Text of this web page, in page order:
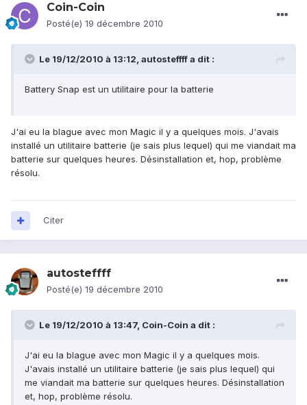
Coin-Coin
Posté(e) 19 décembre 2010
Le 19/12/2010 à 13:12, autosteffff a dit :
Battery Snap est un utilitaire pour la batterie
J'ai eu la blague avec mon Magic il y a quelques mois. J'avais
installé un utilitaire batterie (je sais plus lequel) qui me viandait ma
batterie sur quelques heures. Désinstallation et, hop, problème
résolu.
Citer
autosteffff
Posté(e) 19 décembre 2010
Le 19/12/2010 à 13:47, Coin-Coin a dit :
J'ai eu la blague avec mon Magic il y a quelques mois.
J'avais installé un utilitaire batterie (je sais plus lequel) qui
me viandait ma batterie sur quelques heures. Désinstallation
et, hop, problème résolu.